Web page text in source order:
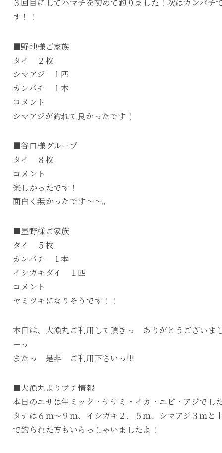
３回目にしてハマチを初めて釣りました！次はカンパチ
す！！
■野地様ご家族
タイ ２枚
シマアジ １匹
カンパチ １本
コメント
シマアジが釣れて良かったです！
■谷口様グループ
タイ ８枚
コメント
楽しかったです！
面白く無かったです～～。
■星野様ご家族
タイ ５枚
カンパチ １本
イシガキダイ １匹
コメント
ヤミツキになりそうです！！
本日は、大漁丸ご利用して頂きっ ありがとうございま
ーっ
またっ 是非 ご利用下さいっ!!!
■大漁丸よりプチ情報
本日のエサは生ミック・ササミ・イカ・エビ・アジでし
タナは６ｍ～９ｍ、イシガキ２．５ｍ、シマアジ３ｍと
で釣られた方もいらっしゃいましたよ！